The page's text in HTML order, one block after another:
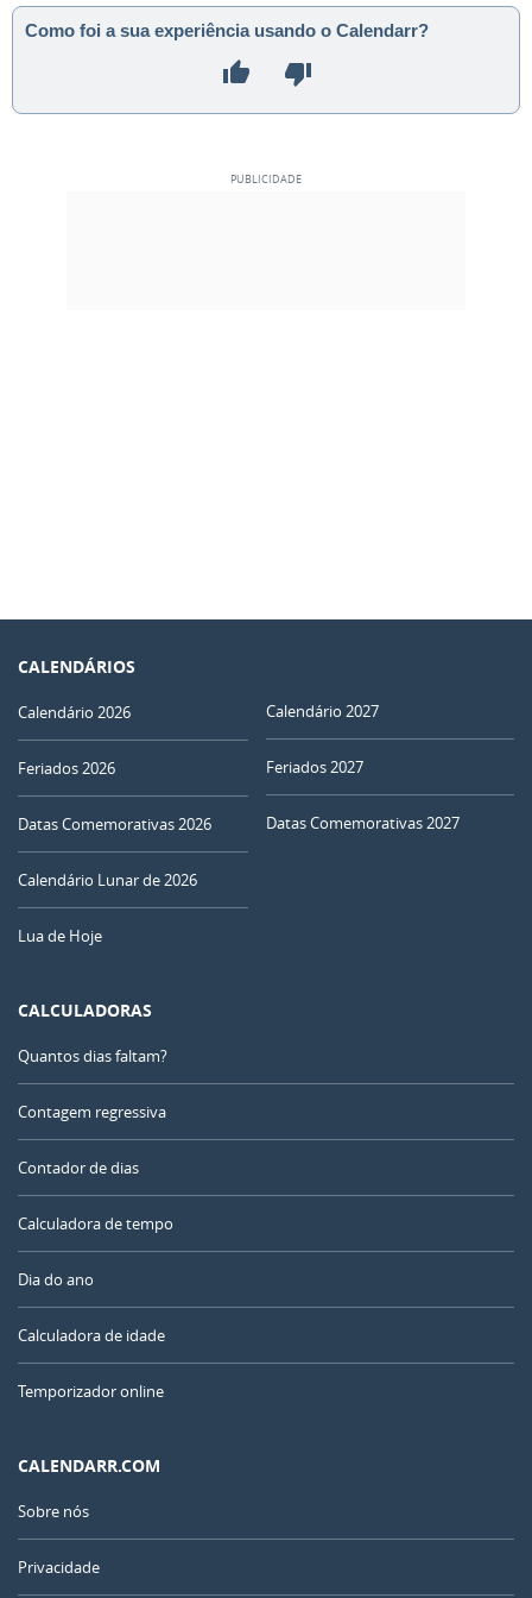
Como foi a sua experiência usando o Calendarr?
CALENDÁRIOS
Calendário 2026
Feriados 2026
Datas Comemorativas 2026
Calendário Lunar de 2026
Lua de Hoje
Calendário 2027
Feriados 2027
Datas Comemorativas 2027
CALCULADORAS
Quantos dias faltam?
Contagem regressiva
Contador de dias
Calculadora de tempo
Dia do ano
Calculadora de idade
Temporizador online
CALENDARR.COM
Sobre nós
Privacidade